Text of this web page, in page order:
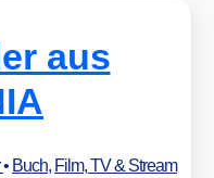
aus
• Buch, Film, TV & Stream